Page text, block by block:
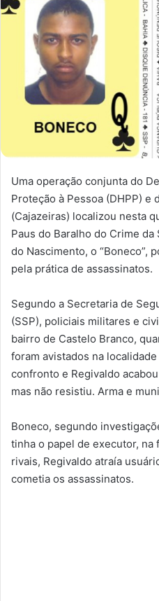
Uma operação conjunta do
Proteção à Pessoa (DHPP) e
(Cajazeiras) localizou nesta
Paus do Baralho do Crime da
do Nascimento, o “Boneco”,
pela prática de assassinatos.
Segundo a Secretaria de
(SSP), policiais militares e
bairro de Castelo Branco,
foram avistados na
confronto e Regivaldo
mas não resistiu. Arma e
Boneco, segundo
tinha o papel de executor, na
rivais, Regivaldo atraía
cometia os assassinatos.